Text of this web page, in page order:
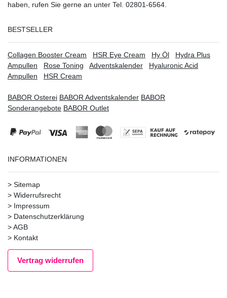
haben, rufen Sie gerne an unter Tel. 02801-6564.
BESTSELLER
Collagen Booster Cream HSR Eye Cream Hy Öl
Hydra Plus
Ampullen
Rose Toning Adventskalender
Hyaluronic Acid
Ampullen
HSR Cream
BABOR Osterei BABOR Adventskalender BABOR
Sonderangebote BABOR Outlet
INFORMATIONEN
> Sitemap
> Widerrufsrecht
> Impressum
> Datenschutzerklärung
>AGB
> Kontakt
Vertrag widerrufen